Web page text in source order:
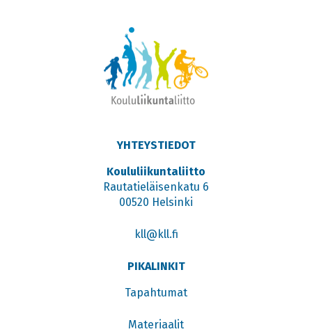
YHTEYSTIEDOT
Koululiikuntaliitto
Rautatieläisenkatu 6
00520 Helsinki
kll@kll.fi
PIKALINKIT
Tapahtumat
Materiaalit